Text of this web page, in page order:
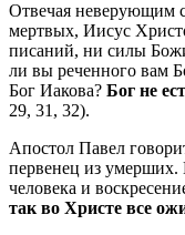
Отвечая неверующим
мертвых, Иисус
писаний, ни силы
ли вы реченного вам
Бог Иакова? Бог не
29, 31, 32).
Апостол Павел
первенец из умерших.
человека и
так во Христе все